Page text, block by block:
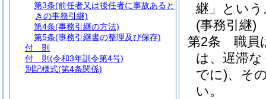
継」という
(事務引継)
第2条
職員
は、遅滞な
でに)、そ
い。
第3条(前任者又は後任者に事故あると
きの事務引継)
第4条(事務引継の方法)
第5条(事務引継書の整理及び保存)
付 則
付 則 (令和3年訓令第4号)
別記様式(第4条関係)